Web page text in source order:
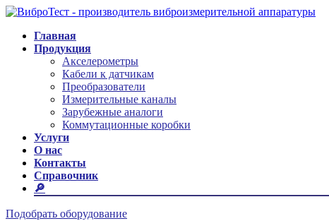
Главная
Продукция
Акселерометры
Кабели к датчикам
Преобразователи
Измерительные каналы
Зарубежные аналоги
Коммутационные коробки
Услуги
О нас
Контакты
Справочник
🔎
Подобрать оборудование